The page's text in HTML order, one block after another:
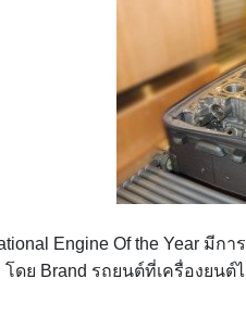
Engine Of the Year มี
โดย Brand รถยนต์ที่เครื่องยนต์